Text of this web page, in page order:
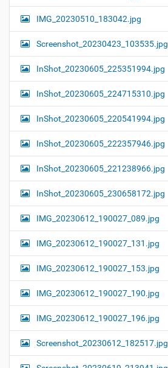
IMG_20230510_183042.jpg
Screenshot_20230423_103535.jpg
InShot_20230605_225351994.jpg
InShot_20230605_224715310.jpg
InShot_20230605_220541994.jpg
InShot_20230605_222357946.jpg
InShot_20230605_221238966.jpg
InShot_20230605_230658172.jpg
IMG_20230612_190027_089.jpg
IMG_20230612_190027_131.jpg
IMG_20230612_190027_153.jpg
IMG_20230612_190027_190.jpg
IMG_20230612_190027_196.jpg
Screenshot_20230612_182517.jpg